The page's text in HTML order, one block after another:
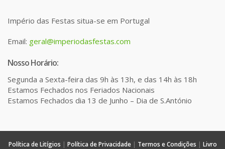
Império das Festas situa-se em Portugal
Email: geral@imperiodasfestas.com
Nosso Horário:
Segunda a Sexta-feira das 9h às 13h, e das 14h às 18h
Estamos Fechados nos Feriados Nacionais
Estamos Fechados dia 13 de Junho – Dia de S.António
Política de Litígios | Política de Privacidade| Termos e Condições | Livro